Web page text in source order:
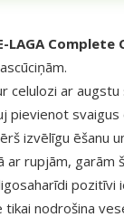
LAGA Complete
celulozi ar
pievienot
izvēlīgu ēšanu
ar rupjām,
tikai nodrošina